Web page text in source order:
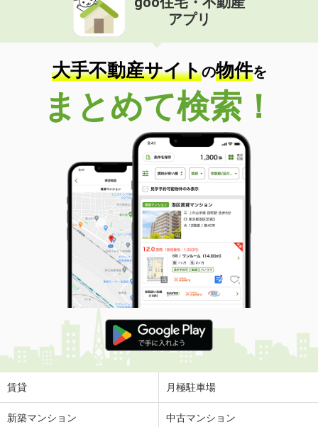
価 格
住 所
富山県富山市新庄北町
専有面積 50.01m²
間取り
1LDK
富山県富山市綾田町１丁目
価 格
4.50万円
富山県富山市綾田町１丁目
24.17m²
間取り
ワンルーム
富山県富山市水橋辻ヶ堂
価 格
6.10万円
住 所
富山県富山市水橋辻ヶ堂
専有面積 50.04m²
間取り
2LDK
富山県富山市豊若町３
価 格
6.60万円
住 所
富山県富山市豊若町３
専有面積
富山県富山市下新本町
アプリ
大手不動産サイトの物件を
まとめて検索！
賃貸 月極駐車場
新築マンション 中古マンション